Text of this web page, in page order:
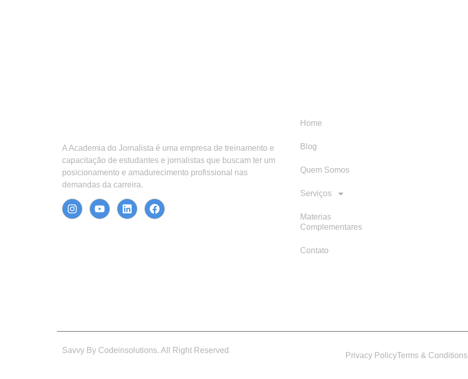
A Academia do Jornalista é uma empresa de treinamento e
capacitação de estudantes e jornalistas que buscam ter um
posicionamento e amadurecimento profissional nas
demandas da carreira.
Home
Blog
Quem Somos
Serviços
Materias
Complementares
Contato
Savvy By Codeinsolutions. All Right Reserved
Privacy PolicyTerms & Conditions